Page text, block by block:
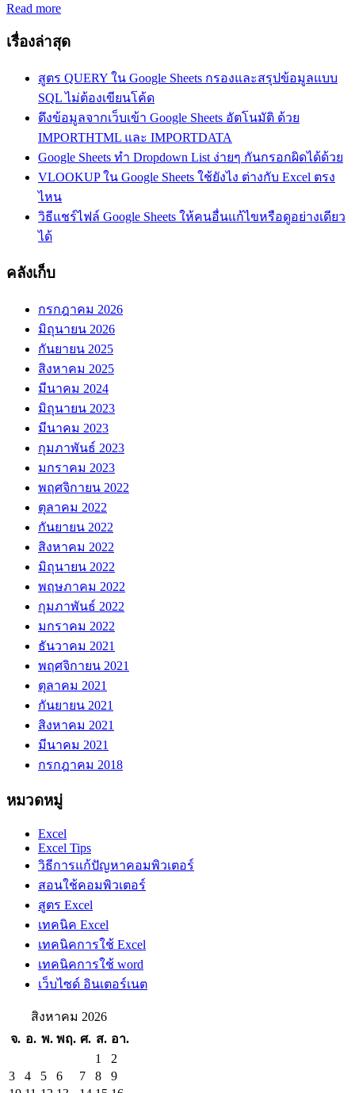
Read more
เรื่องล่าสุด
สูตร QUERY ใน Google Sheets กรองและสรุปข้อมูลแบบ
SQL ไม่ต้องเขียนโค้ด
ดึงข้อมูลจากเว็บเข้า Google Sheets อัตโนมัติ ด้วย
IMPORTHTML และ IMPORTDATA
Google Sheets ทำ Dropdown List ง่ายๆ กันกรอกผิดได้ด้วย
VLOOKUP ใน Google Sheets ใช้ยังไง ต่างกับ Excel ตรง
ไหน
วิธีแชร์ไฟล์ Google Sheets ให้คนอื่นแก้ไขหรือดูอย่างเดียว
ได้
คลังเก็บ
กรกฎาคม 2026
มิถุนายน 2026
กันยายน 2025
สิงหาคม 2025
มีนาคม 2024
มิถุนายน 2023
มีนาคม 2023
กุมภาพันธ์ 2023
มกราคม 2023
พฤศจิกายน 2022
ตุลาคม 2022
กันยายน 2022
สิงหาคม 2022
มิถุนายน 2022
พฤษภาคม 2022
กุมภาพันธ์ 2022
มกราคม 2022
ธันวาคม 2021
พฤศจิกายน 2021
ตุลาคม 2021
กันยายน 2021
สิงหาคม 2021
มีนาคม 2021
กรกฎาคม 2018
หมวดหมู่
Excel
Excel Tips
วิธีการแก้ปัญหาคอมพิวเตอร์
สอนใช้คอมพิวเตอร์
สูตร Excel
เทคนิค Excel
เทคนิคการใช้ Excel
เทคนิคการใช้ word
เว็บไซด์ อินเตอร์เนต
สิงหาคม 2026
จ. อ. พ. พฤ. ศ. ส. อา.
1
2
3
4 5 6 7 8
9